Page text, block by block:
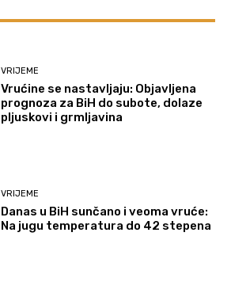
VRIJEME
Vrućine se nastavljaju: Objavljena
prognoza za BiH do subote, dolaze
pljuskovi i grmljavina
VRIJEME
Danas u BiH sunčano i veoma vruće:
Na jugu temperatura do 42 stepena